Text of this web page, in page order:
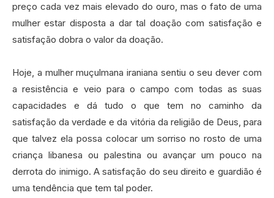
preço cada vez mais elevado do ouro, mas o fato de uma
mulher estar disposta a dar tal doação com satisfação e
satisfação dobra o valor da doação.‍
Hoje, a mulher muçulmana iraniana sentiu o seu dever com
a resistência e veio para o campo com todas as suas
capacidades e dá tudo o que tem no caminho da
satisfação da verdade e da vitória da religião de Deus, para
que talvez ela possa colocar um sorriso no rosto de uma
criança libanesa ou palestina ou avançar um pouco na
derrota do inimigo. A satisfação do seu direito e guardião é
uma tendência que tem tal poder.